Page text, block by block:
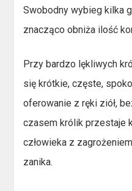
Swobodny wybieg kilka
znacząco obniża ilość
Przy bardzo lękliwych
się krótkie, częste,
oferowanie z ręki ziół,
czasem królik przestaje
człowieka z
zanika.